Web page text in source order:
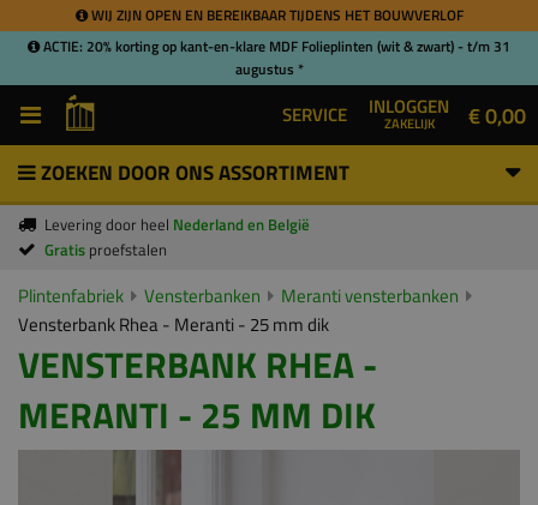
WIJ ZIJN OPEN EN BEREIKBAAR TIJDENS HET BOUWVERLOF
ACTIE: 20% korting op kant-en-klare MDF Folieplinten (wit & zwart) - t/m 31
augustus *
SERVICE INLOGGEN
ZAKELIJK € 0,00
ZOEKEN DOOR ONS ASSORTIMENT
Levering door heel Nederland en België
Gratis proefstalen
Plintenfabriek Vensterbanken
Meranti vensterbanken
Vensterbank Rhea - Meranti - 25 mm dik
VENSTERBANK RHEA -
MERANTI - 25 MM DIK